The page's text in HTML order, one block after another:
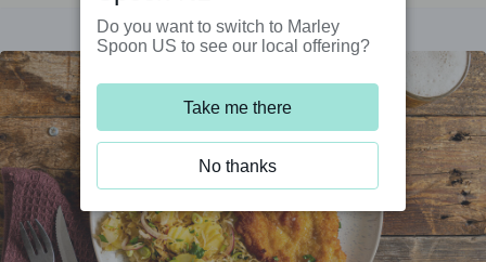
Do you want to switch to Marley
Spoon US to see our local offering?
Take me there
No thanks